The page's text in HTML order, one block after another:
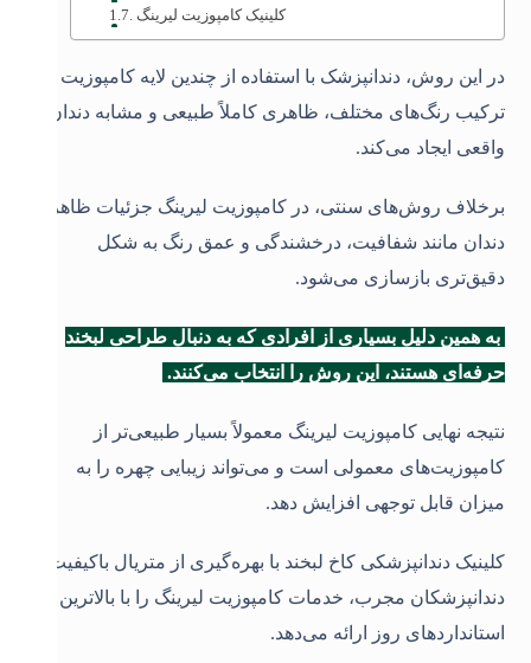
کلینیک کامپوزیت لیرینگ
در این روش، دندانپزشک با استفاده از چندین لایه کامپوزیت و
ترکیب رنگ‌های مختلف، ظاهری کاملاً طبیعی و مشابه دندان
واقعی ایجاد می‌کند.
برخلاف روش‌های سنتی، در کامپوزیت لیرینگ جزئیات ظاهری
دندان مانند شفافیت، درخشندگی و عمق رنگ به شکل
دقیق‌تری بازسازی می‌شود.
به همین دلیل بسیاری از افرادی که به دنبال طراحی لبخند
حرفه‌ای هستند، این روش را انتخاب می‌کنند.
نتیجه نهایی کامپوزیت لیرینگ معمولاً بسیار طبیعی‌تر از
کامپوزیت‌های معمولی است و می‌تواند زیبایی چهره را به
میزان قابل توجهی افزایش دهد.
کلینیک دندانپزشکی کاخ لبخند با بهره‌گیری از متریال باکیفیت و
دندانپزشکان مجرب، خدمات کامپوزیت لیرینگ را با بالاترین
استانداردهای روز ارائه می‌دهد.